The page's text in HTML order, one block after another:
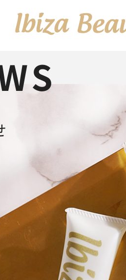
Beauty ブラ
商品一覧
薬用イビサク
Pro薬用イビ
薬用イビサソープ